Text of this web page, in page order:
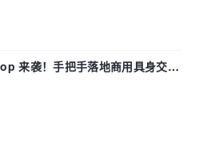
来袭！手把手落地商用具身交互